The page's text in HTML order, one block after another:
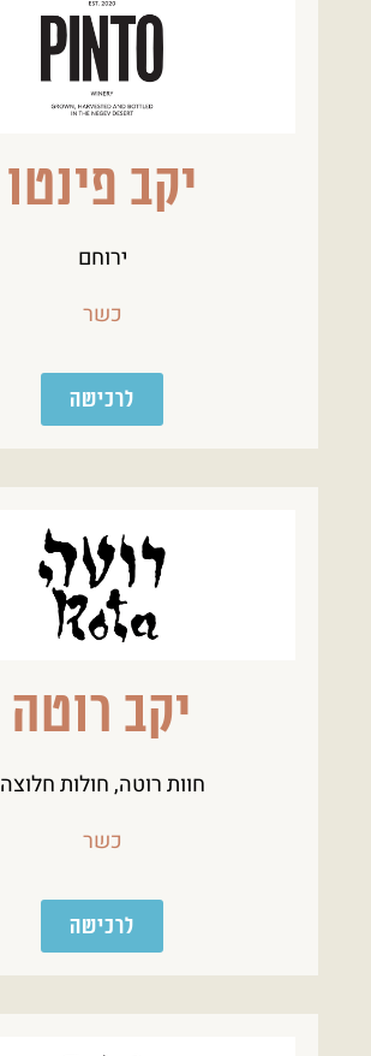
יקב פינטו
ירוחם
כשר
לרכישה
יקב רוטה
חוות רוטה, חולות חלוצה
כשר
לרכישה